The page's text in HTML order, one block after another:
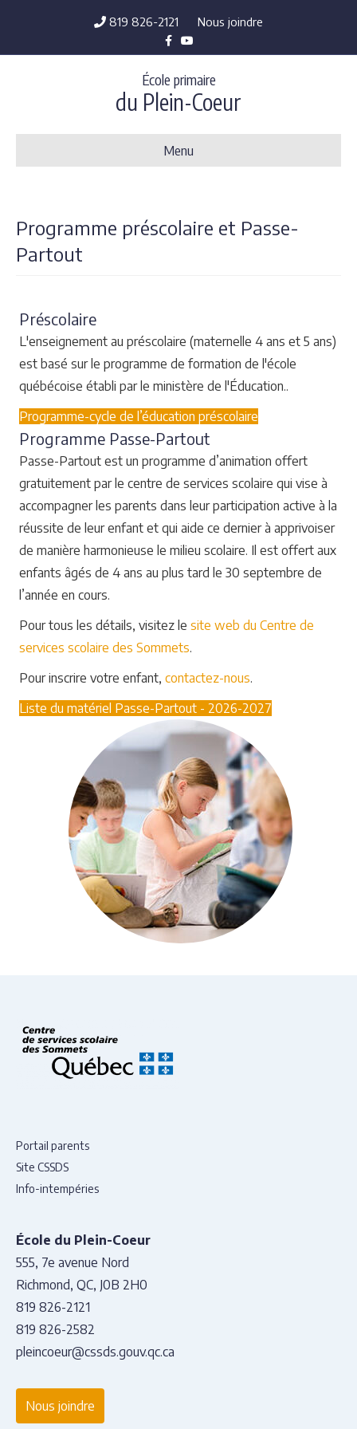
819 826-2121
Nous joindre
Facebook
Youtube
École primaire
du Plein-Coeur
Menu
Programme préscolaire et Passe-
Partout
Préscolaire
L'enseignement au préscolaire (maternelle 4 ans et 5 ans)
est basé sur le programme de formation de l'école
québécoise établi par le ministère de l'Éducation..
Programme-cycle de l’éducation préscolaire
Programme Passe-Partout
Passe-Partout est un programme d’animation offert
gratuitement par le centre de services scolaire qui vise à
accompagner les parents dans leur participation active à la
réussite de leur enfant et qui aide ce dernier à apprivoiser
de manière harmonieuse le milieu scolaire. Il est offert aux
enfants âgés de 4 ans au plus tard le 30 septembre de
l’année en cours.
Pour tous les détails, visitez le site web du Centre de
services scolaire des Sommets.
Pour inscrire votre enfant, contactez-nous.
Liste du matériel Passe-Partout - 2026-2027
Portail parents
Site CSSDS
Info-intempéries
École du Plein-Coeur
555, 7e avenue Nord
Richmond, QC, J0B 2H0
819 826-2121
819 826-2582
pleincoeur@cssds.gouv.qc.ca
Nous joindre